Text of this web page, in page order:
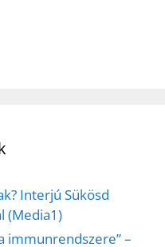
Interjú Sükösd
(Media1)
immunrendszere” –